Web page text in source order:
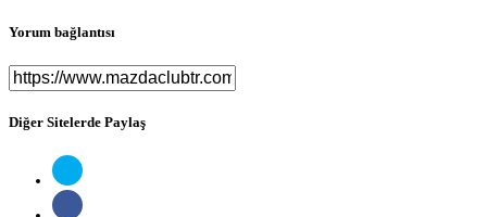
Yorum bağlantısı
Diğer Sitelerde Paylaş